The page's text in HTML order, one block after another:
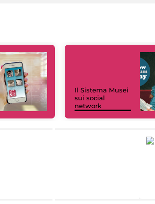
Il Sistema Musei
sui social
network